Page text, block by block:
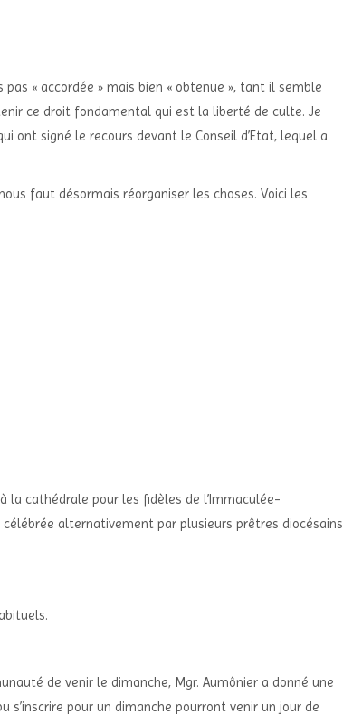
« accordée » mais bien « obtenue », tant il semble
ce droit fondamental qui est la liberté de culte. Je
ont signé le recours devant le Conseil d’Etat, lequel a
faut désormais réorganiser les choses. Voici les
la cathédrale pour les fidèles de l’Immaculée-
alternativement par plusieurs prêtres diocésains
de venir le dimanche, Mgr. Aumônier a donné une
s’inscrire pour un dimanche pourront venir un jour de